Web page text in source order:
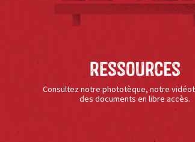
Ressources
Consultez notre phototèque, notre
des documents en libre accès.